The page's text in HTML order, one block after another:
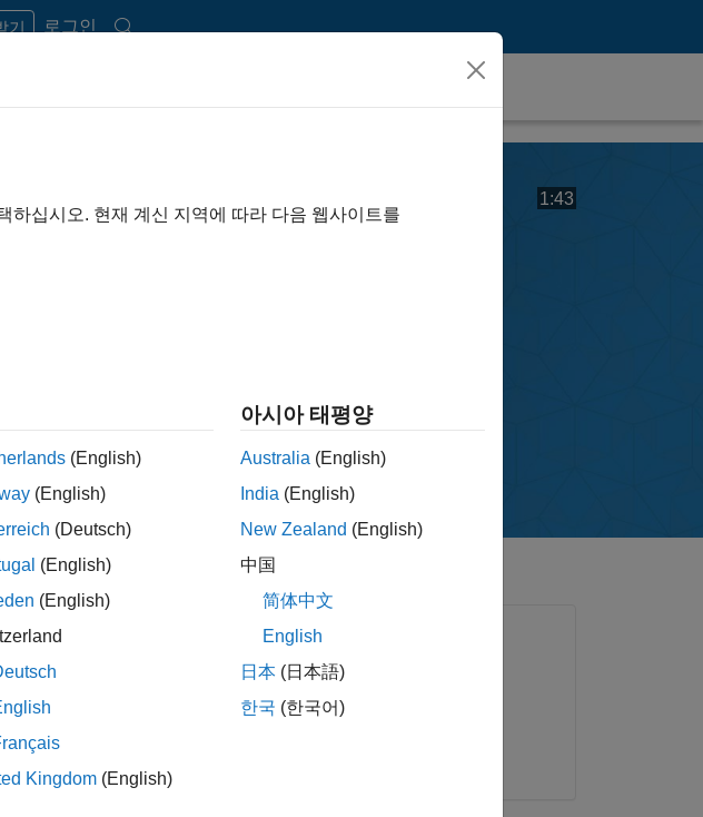
기 로그인
비
오
재
1:43
스웨어, 실습,
트웨어
생성형 AI 및 에이전틱 AI 기능
MATLAB Agentic Toolkit
Simulink Agentic Toolkit
하십시오. 현재 계신 지역에 따라 다음 웹사이트를
(English)
(English)
(Deutsch)
(English)
(English)
Kingdom (English)
아시아 태평양
Australia (English)
India (English)
New Zealand (English)
中国
简体中文
English
日本 (日本語)
한국 (한국어)